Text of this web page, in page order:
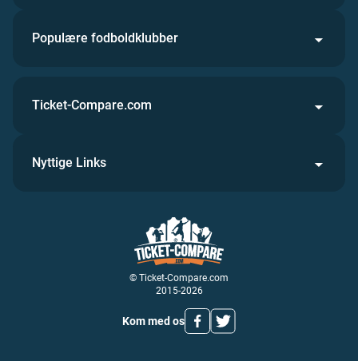
Populære fodboldklubber
© Ticket-Compare.com
2015-2026
Kom med os
Ticket-Compare.com
Nyttige Links